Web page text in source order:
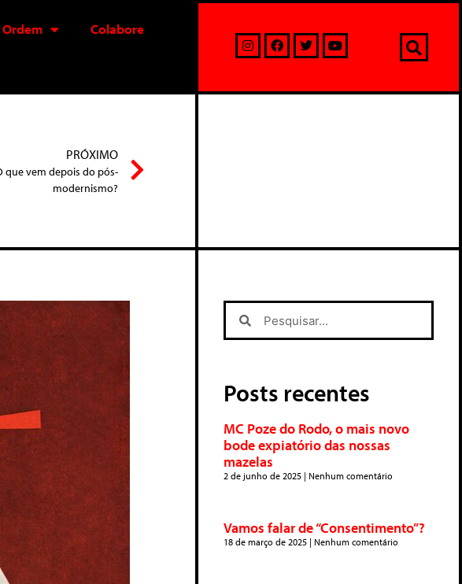
Colabore
PRÓXIMO
que vem depois do pós-
modernismo?
Posts recentes
MC Poze do Rodo, o mais novo
bode expiatório das nossas
mazelas
2 de junho de 2025 Nenhum comentário
Vamos falar de “Consentimento”?
18 de março de 2025 Nenhum comentário